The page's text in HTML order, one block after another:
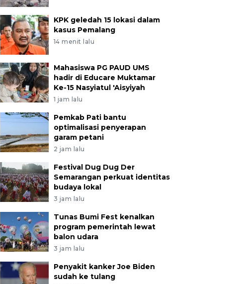
KPK geledah 15 lokasi dalam
kasus Pemalang
14 menit lalu
Mahasiswa PG PAUD UMS
hadir di Educare Muktamar
Ke-15 Nasyiatul 'Aisyiyah
1 jam lalu
Pemkab Pati bantu
optimalisasi penyerapan
garam petani
2 jam lalu
Festival Dug Dug Der
Semarangan perkuat identitas
budaya lokal
3 jam lalu
Tunas Bumi Fest kenalkan
program pemerintah lewat
balon udara
3 jam lalu
Penyakit kanker Joe Biden
sudah ke tulang